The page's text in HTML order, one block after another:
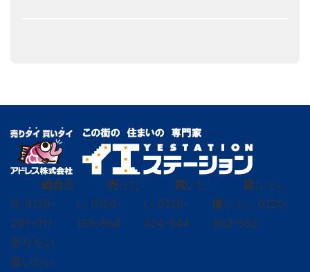
総合受
付 0120-
297-011
売りた
い 0120-
139-664
買いた
い 0120-
424-544
貸し たい
借り たい 0120-
302-563
売りたい
買いたい